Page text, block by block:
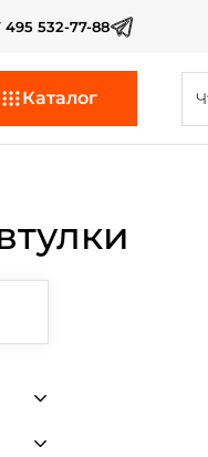
495 532-77-88
Каталог